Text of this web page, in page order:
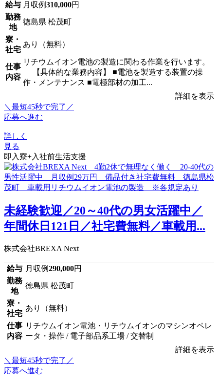
給与 月収例310,000円
勤務
地
徳島県 松茂町
寮・
社宅
あり（無料）
仕事
内容
リチウムイオン電池の製造に関わる作業を行います。
【具体的な業務内容】 ■電池を製造する装置の操
作・メンテナンス ■電極部材の加工...
詳細を表示
＼最短45秒で完了／
応募へ進む
詳しく
見る
即入寮+入社前生活支援
未経験歓迎／20～40代の男女活躍中／
年間休日121日／社宅費無料／車載用...
株式会社BREXA Next
給与 月収例290,000円
勤務
地
徳島県 松茂町
寮・
社宅
あり（無料）
仕事
内容
リチウムイオン電池・リチウムイオンのマシンオペレ
ータ・操作 / 電子部品系工場 / 交替制
詳細を表示
＼最短45秒で完了／
応募へ進む